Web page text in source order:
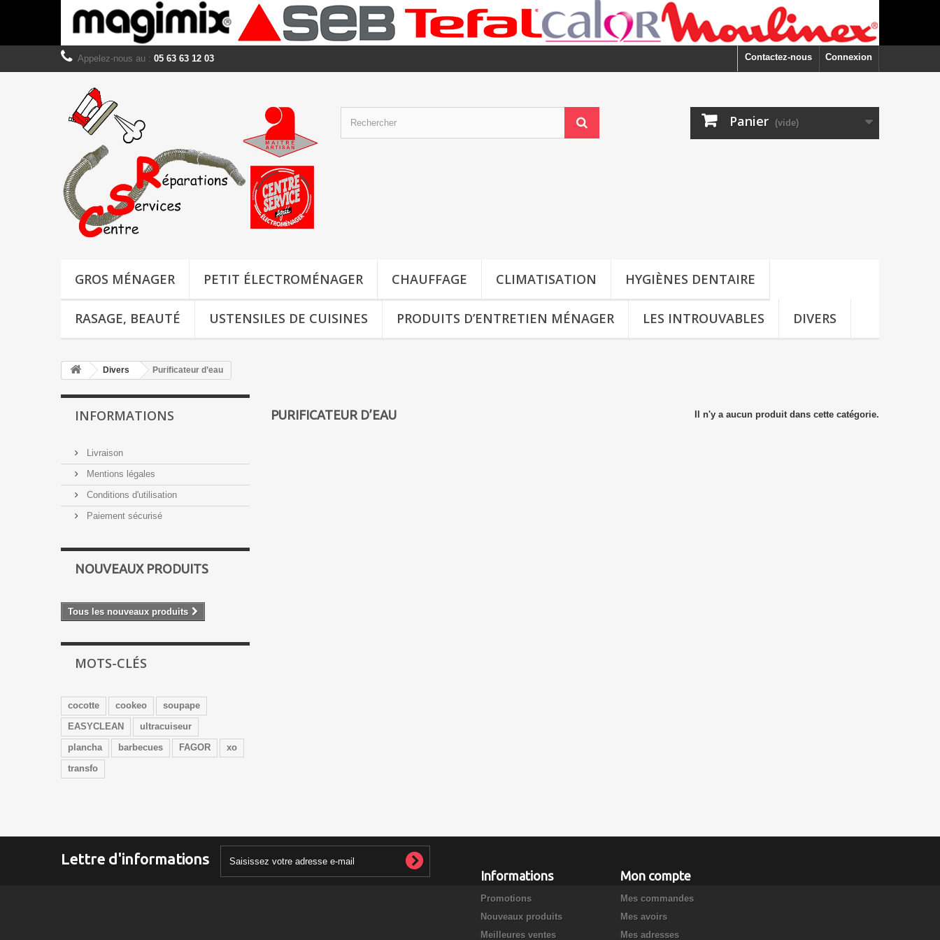
Connexion
Contactez-nous
Appelez-nous au : 05 63 63 12 03
Panier (vide)
GROS MÉNAGER PETIT ÉLECTROMÉNAGER CHAUFFAGE CLIMATISATION HYGIÈNES DENTAIRE
RASAGE, BEAUTÉ USTENSILES DE CUISINES PRODUITS D’ENTRETIEN MÉNAGER LES INTROUVABLES DIVERS
Divers Purificateur d’eau
INFORMATIONS
Livraison
Mentions légales
Conditions d'utilisation
Paiement sécurisé
NOUVEAUX PRODUITS
Tous les nouveaux produits
MOTS-CLÉS
cocotte cookeo
soupape
EASYCLEAN
ultracuiseur
plancha
barbecues FAGOR
xo
transfo
PURIFICATEUR D’EAU Il n'y a aucun produit dans cette catégorie.
Lettre d'informations
Informations
Promotions
Nouveaux produits
Meilleures ventes
Mon compte
Mes commandes
Mes avoirs
Mes adresses